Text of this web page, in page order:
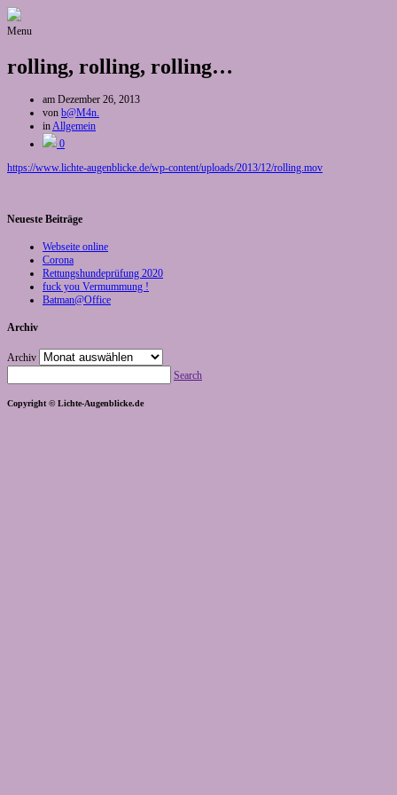
Menu
rolling, rolling, rolling…
am Dezember 26, 2013
von b@M4n.
in Allgemein
0
https://www.lichte-augenblicke.de/wp-content/uploads/2013/12/rolling.mov
Neueste Beiträge
Webseite online
Corona
Rettungshundeprüfung 2020
fuck you Vermummung !
Batman@Office
Archiv
Archiv
Search
Copyright © Lichte-Augenblicke.de